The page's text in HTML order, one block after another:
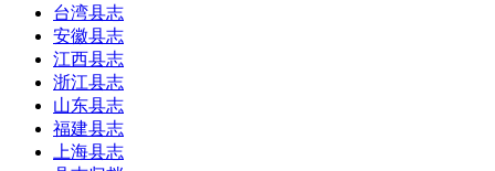
台湾县志
安徽县志
江西县志
浙江县志
山东县志
福建县志
上海县志